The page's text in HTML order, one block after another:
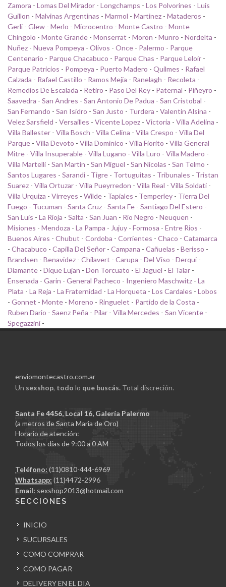
Zamora - Lomas Del Mirador - Longchamps - Los Polvorines - Luis
Guillon - Malvinas Argentinas - Marmol - Martinez - Mataderos -
Gerli - Glew - Merlo - Microcentro - Monte Castro - Monte
Chingolo - Monte Grande - Monserrat - Moron - Munro - Nordelta -
Nuñez - Nueva Pompeya - Olivos - Once - Palermo - Parque
Centenario - Parque Chacabuco - Parque Chas - Parque Leloir -
Parque Patricios - Pompeya - Puerto Madero - Quilmes - Rafael
Calzada - Rafael Castillo - Ramos Mejia - Ranelagh - Recoleta -
Remedios De Escalada - Retiro - Paso Del Rey - Paternal - Piñeyro -
Saavedra - San Andres - San Antonio De Padua - San Cristobal -
San Fernando - San Isidro - San Justo - Turdera - Valentin Alsina -
Velez Sarsfield - Versailles - Vicente Lopez - Victoria - Villa Adelina -
Villa Ballester - Villa Bosch - Villa Celina - Villa Crespo - Villa Del
Parque - Villa Devoto - Villa Dominico - Villa Fiorito - Villa General
Mitre - Villa Insuperable - Villa Lugano - Villa Luro - Villa Madero -
Villa Martelli - San Martin - San Miguel - San Nicolas - San Telmo -
Santos Lugares - Sarandi - Tigre - Tortuguitas - Tribunales - Tristan
Suarez - Villa Ortuzar - Villa Pueyrredon - Villa Real - Villa Soldati -
Villa Urquiza - Virreyes - Wilde - Tapiales - Temperley - Tierra Del
Fuego - Tucuman - Santa Cruz - Santa Fe - Santiago Del Estero -
San Luis - La Rioja - Salta - San Juan - Rio Negro - Neuquen -
Misiones - Mendoza - La Pampa - Jujuy - Formosa - Entre Rios -
Buenos Aires - Chubut - Cordoba - Corrientes - Chaco - Catamarca
- Chacabuco - Capilla Del Señor - Campana - Cañuelas - Berisso -
Brandsen - Benavidez - Chilavert - Carupa - Del Viso - Derqui -
Diamante - Dique Lujan - Don Torcuato - El Jaguel - El Talar -
Ensenada - Garin - General Pacheco - Ingeniero Maschwitz - La
Plata - La Reja - La Fraternidad - La Horqueta - Los Cardales - Lobos
- Gonnet - Monte - Moreno - Ringuelet - Partido de la Costa -
Ruben Dario - Saenz Peña - Pilar - Villa Mercedes - San Vicente -
Spegazzini -
enviomontecastro.com.ar
Un sexshop, todo lo que buscás. Total discreción.
Santa Fe 4456, Local 16, Galería Palermo
(a metros de Santa Maria de Oro)
Horario de atención:
Todos los días de 9:00 a 0 AM
Teléfono: (11)0810-444-6969
Whatsapp: (11)4472-2996
Email: sexshop2013@hotmail.com
SECCIONES
INICIO
SUCURSALES
COMO COMPRAR
COMO PAGAR
DELIVERY EN EL DIA